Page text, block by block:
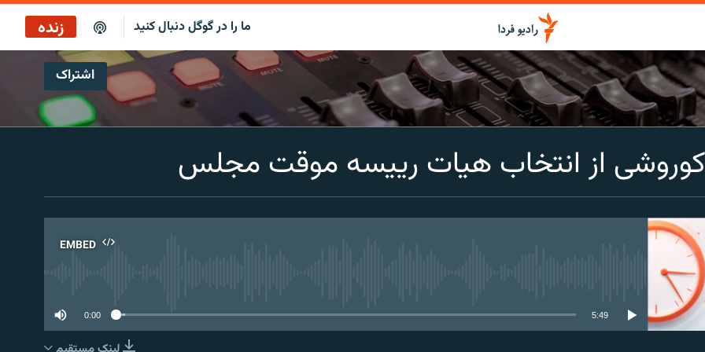
ما را در گوگل دنبال کنید زنده
پخش آنلاین
پخش رادیویی
اشتراک
از انتخاب هیات رییسه موقت مجلس
EMBED
0:00 5:49